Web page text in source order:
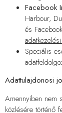
Facebook
Harbour,
és
Speciális
Adattulajdonosi
Amennyiben nem
közlésére történő